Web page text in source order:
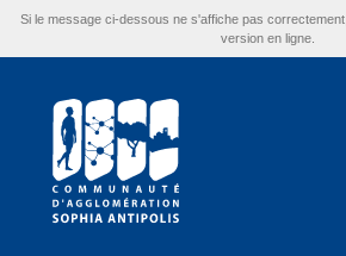
Si le message ci-dessous ne s'affiche pas correctement,
version en ligne.